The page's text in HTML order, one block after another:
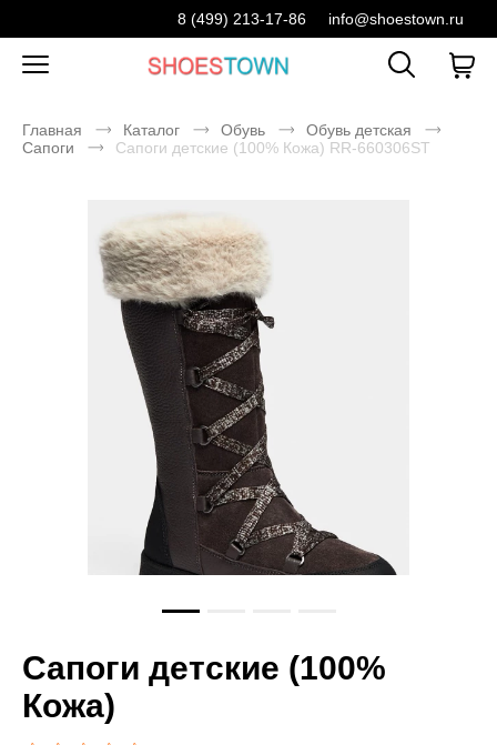
8 (499) 213-17-86 info@shoestown.ru
Главная Каталог Обувь
Обувь детская
Сапоги
Сапоги детские (100% Кожа) RR-660306ST
Сапоги детские (100%
Кожа)